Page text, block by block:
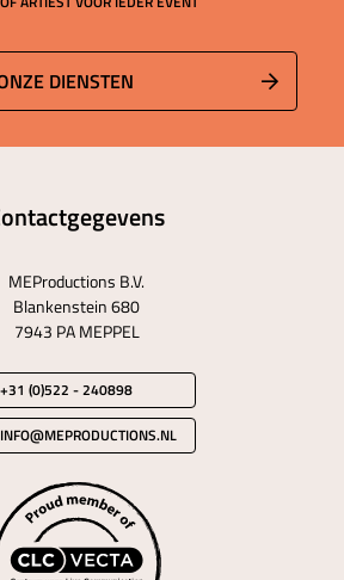
DIENSTEN
MEProductions B.V.
Blankenstein 680
7943 PA MEPPEL
+31 (0)522 - 240898
INFO@MEPRODUCTIONS.NL